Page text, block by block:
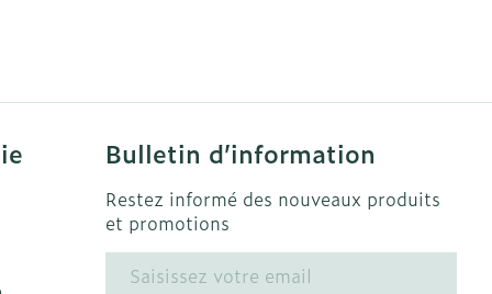
Bulletin d’information
Restez informé des nouveaux produits
et promotions